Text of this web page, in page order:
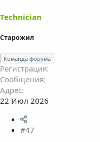
Technician
Старожил
Команда форума
Регистрация
Сообщения
Адрес
22 Июл 2026
#47